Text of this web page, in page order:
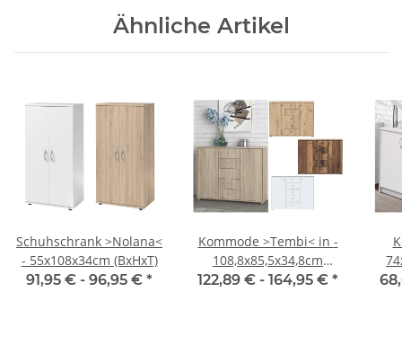
Ähnliche Artikel
Schuhschrank >Nolana<
- 55x108x34cm (BxHxT)
91,95 € - 96,95 € *
Kommode >Tembi< in -
108,8x85,5x34,8cm
(BxHxT)
122,89 € - 164,95 € *